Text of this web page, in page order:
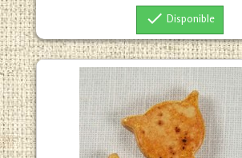
 Disponible